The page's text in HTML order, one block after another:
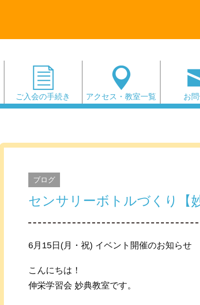
ご入会の手続き アクセス・教室一覧 お
ブログ
センサリーボトルづくり【
6月15日(月・祝) イベント開催のお知らせ
こんにちは！
伸栄学習会 妙典教室です。